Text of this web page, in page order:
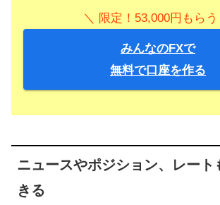
＼ 限定！53,000円もらう
みんなのFXで
無料で口座を作る
ニュースやポジション、レート
きる